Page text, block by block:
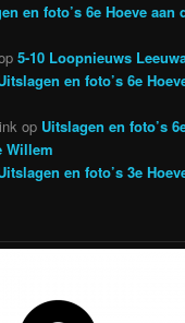
en foto’s 6e Hoeve aan
5-10 Loopnieuws
en foto’s 6e
op Uitslagen en foto’s
Willem
en foto’s 3e